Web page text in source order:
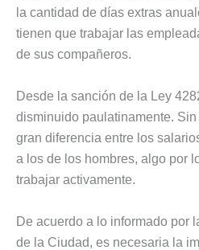
la cantidad de días extras
tienen que trabajar las
de sus compañeros.
Desde la sanción de la Ley
disminuido paulatinamente.
gran diferencia entre los
a los de los hombres, algo por
trabajar activamente.
De acuerdo a lo informado por
de la Ciudad, es necesaria la